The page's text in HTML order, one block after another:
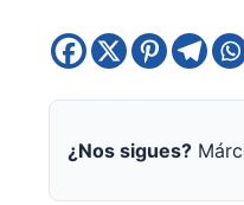
¿Nos sigues?